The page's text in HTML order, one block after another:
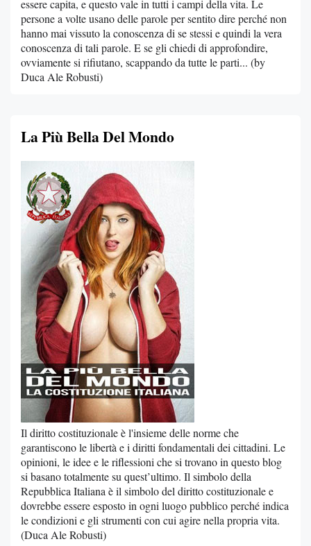
essere capita, e questo vale in tutti i campi della vita. Le
persone a volte usano delle parole per sentito dire perché non
hanno mai vissuto la conoscenza di se stessi e quindi la vera
conoscenza di tali parole. E se gli chiedi di approfondire,
ovviamente si rifiutano, scappando da tutte le parti... (by
Duca Ale Robusti)
La Più Bella Del Mondo
Il diritto costituzionale è l'insieme delle norme che
garantiscono le libertà e i diritti fondamentali dei cittadini. Le
opinioni, le idee e le riflessioni che si trovano in questo blog
si basano totalmente su quest’ultimo. Il simbolo della
Repubblica Italiana è il simbolo del diritto costituzionale e
dovrebbe essere esposto in ogni luogo pubblico perché indica
le condizioni e gli strumenti con cui agire nella propria vita.
(Duca Ale Robusti)